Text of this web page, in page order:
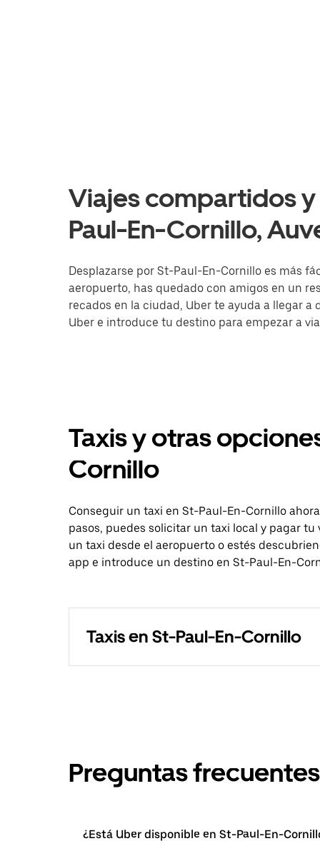
Viajes compartidos
Paul-En-Cornillo,
Desplazarse por St-Paul-En-Cornillo es más
aeropuerto, has quedado con amigos en un
recados en la ciudad, Uber te ayuda a llegar a
Uber e introduce tu destino para empezar a
Taxis y otras
Cornillo
Conseguir un taxi en St-Paul-En-Cornillo
pasos, puedes solicitar un taxi local y pagar
un taxi desde el aeropuerto o estés
app e introduce un destino en St-Paul-En-
Taxis en St-Paul-En-Cornillo
Preguntas frecuentes
¿Está Uber disponible en St-Paul-En-